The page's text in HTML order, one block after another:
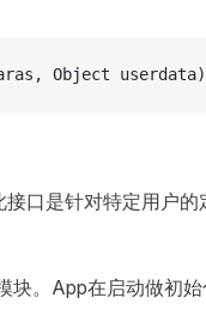
Object userdata)
口是针对特定用户
块。App在启动做初